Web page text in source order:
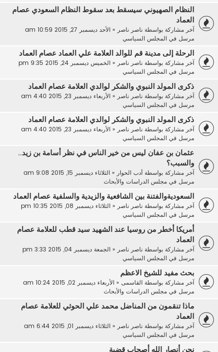
النظام الصهيوني سيسقط بعد سقوط النظام السعودي عصام
العماد
آخر مشاركة بواسطة ناصر ناصر« الأحد ديسمبر 27, 2015 10:59 am
مرسل في المجلس السياسي
الرحلة إلى مدينة قم للوالد العلامة علي العماد عصام العماد
آخر مشاركة بواسطة ناصر ناصر« الخميس ديسمبر 24, 2015 9:35 pm
مرسل في المجلس السياسي
ذكرى المولد النبوي والشكر لوالدي العلامة عصام العماد
آخر مشاركة بواسطة ناصر ناصر« الأربعاء ديسمبر 23, 2015 4:40 am
مرسل في المجلس السياسي
ذكرى المولد النبوي والشكر لوالدي العلامة عصام العماد
آخر مشاركة بواسطة ناصر ناصر« الأربعاء ديسمبر 23, 2015 4:40 am
مرسل في المجلس السياسي
عثمان بن عفان ليس من خير الناس في نظر أسامة بن زيد..
والسبب؟
آخر مشاركة بواسطة أدب الحوار« الثلاثاء ديسمبر 15, 2015 9:08 am
مرسل في مجلس الدراسات والأبحاث
السعوديةوالفتنة بين الشافعية والزيدية والسلفية عصام العماد
آخر مشاركة بواسطة ناصر ناصر« الثلاثاء ديسمبر 08, 2015 10:35 pm
مرسل في المجلس السياسي
أمريكا أخطر من روسيا عند الشهيد سيد قطب للعلامة عصام
العماد
آخر مشاركة بواسطة ناصر ناصر« الجمعة ديسمبر 04, 2015 3:33 pm
مرسل في المجلس السياسي
بحث مفيد للشيخ الاعظم
آخر مشاركة بواسطة القاسمى« الأربعاء ديسمبر 02, 2015 10:24 am
مرسل في مجلس الدراسات والأبحاث
ماذا تنقمون من المناضل محمد علي الحوثي للعلامة عصام
العماد
آخر مشاركة بواسطة ناصر ناصر« الثلاثاء ديسمبر 01, 2015 6:44 am
مرسل في المجلس السياسي
نحن أنصار الله أصحاب قضية